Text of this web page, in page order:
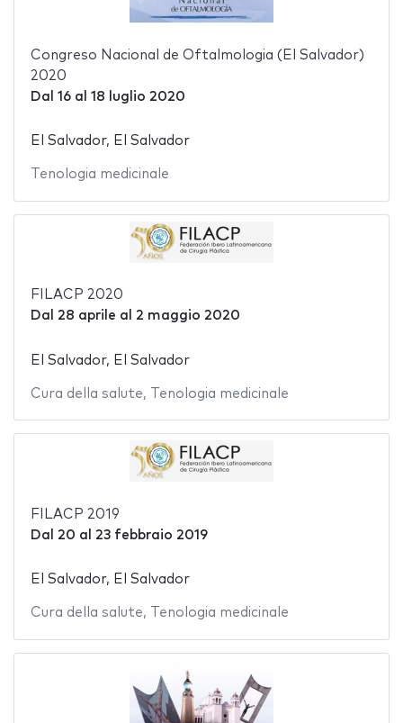
Congreso Nacional de Oftalmologia (El Salvador)
2020
Dal 16al 18 luglio 2020
El Salvador, El Salvador
Tenologia medicinale
FILACP 2020
Dal 28 aprile al 2 maggio 2020
El Salvador, El Salvador
Cura della salute, Tenologia medicinale
FILACP 2019
Dal 20 al 23 febbraio 2019
El Salvador, El Salvador
Cura della salute, Tenologia medicinale